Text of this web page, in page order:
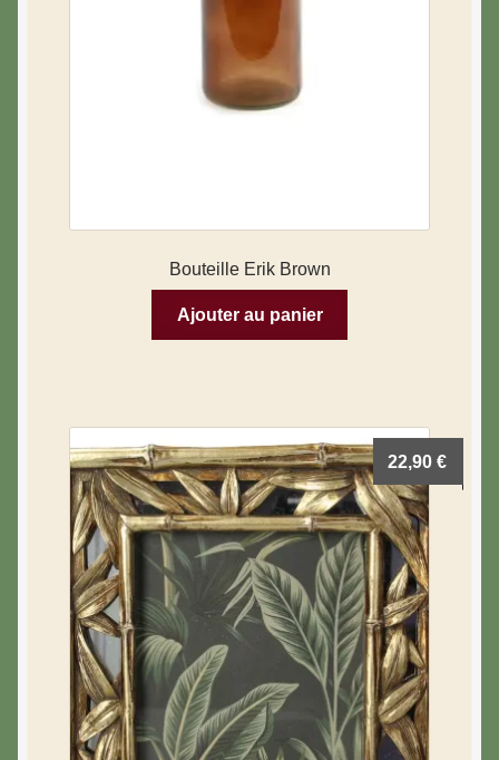
Bouteille Erik Brown
Ajouter au panier
22,90€